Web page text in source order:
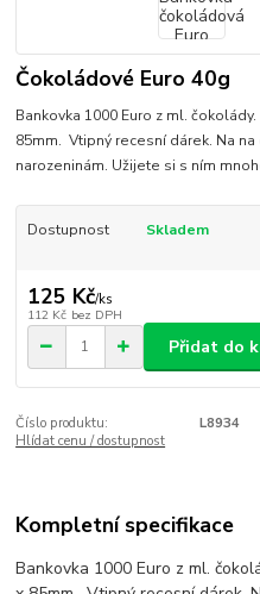
Čokoládové Euro 40g
Bankovka 1000 Euro z ml.
85mm. Vtipný recesní dárek. Na
narozeninám. Užijete si s ním
Dostupnost Skladem
125 Kč/ks
112 Kč bez DPH
Přidat do
Číslo produktu:
L8934
Hlídat cenu / dostupnost
Kompletní specifikace
Bankovka 1000 Euro z ml.